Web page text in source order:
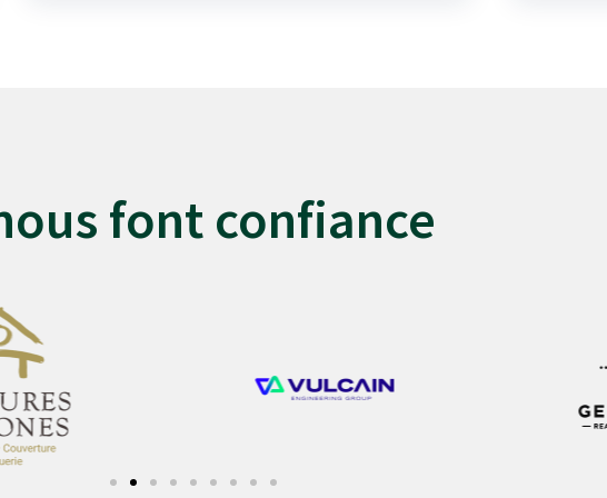
font confiance